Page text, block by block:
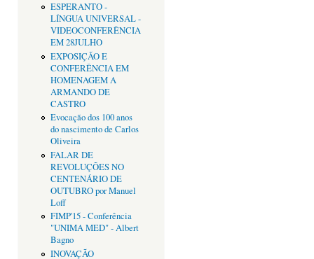
ESPERANTO -
LÍNGUA UNIVERSAL -
VIDEOCONFERÊNCIA
EM 28JULHO
EXPOSIÇÃO E
CONFERÊNCIA EM
HOMENAGEM A
ARMANDO DE
CASTRO
Evocação dos 100 anos
do nascimento de Carlos
Oliveira
FALAR DE
REVOLUÇÕES NO
CENTENÁRIO DE
OUTUBRO por Manuel
Loff
FIMP'15 - Conferência
"UNIMA MED" - Albert
Bagno
INOVAÇÃO